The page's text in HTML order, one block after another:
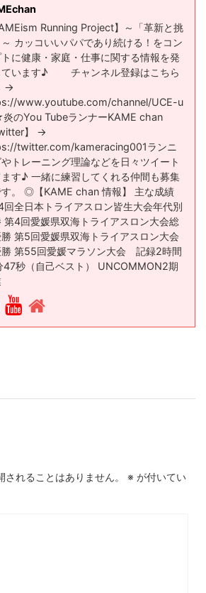
Running Project】～「革新と挑
カッコいいパパであり続ける！をコン
に健康・家庭・仕事に関する情報を発
ています♪ チャンネル登録はこちら
→
www.youtube.com/channel/UCE-u​
のYou TubeランナーKAME chan
】 →
twitter.com/kameracing001​ ランニ
やトレーニング理論などを日々ツイート
ます♪ 一緒に練習してくれる仲間も募集
す。 ◎【KAME chan 情報】 主な成績
回全日本トライアスロン皆生大会年代別
第4回愛媛県双海トライアスロン大会総
第5回愛媛県双海トライアスロン大会
勝 第55回愛媛マラソン大会 記録2時間
47秒（自己ベスト） UNCOMMON2期
されることはありません。 ※ が付いてい